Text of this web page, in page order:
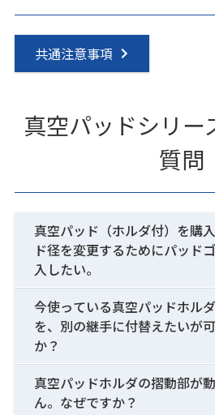
共通注意事項
真空パッドシリー
質問
真空パッド（ホルダ付）を購
ド径を変更するためにパッド
入したい。
今使っている真空パッドホル
を、別の継手に付替えたいが
か？
真空パッドホルダの摺動部が
ん。なぜですか？